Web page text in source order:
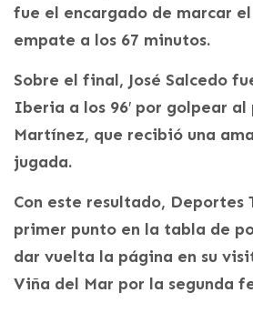
fue el encargado de marcar
empate a los 67 minutos.
Sobre el final, José Salcedo
Iberia a los 96′ por golpear
Martínez, que recibió una
jugada.
Con este resultado, Deportes
primer punto en la tabla de
dar vuelta la página en su
Viña del Mar por la segunda